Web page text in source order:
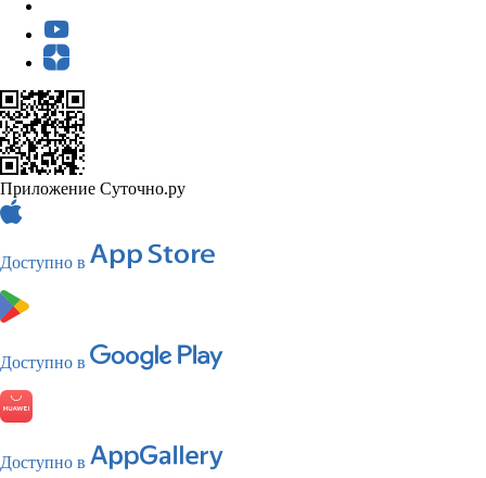
Приложение Суточно.ру
Доступно в
Доступно в
Доступно в